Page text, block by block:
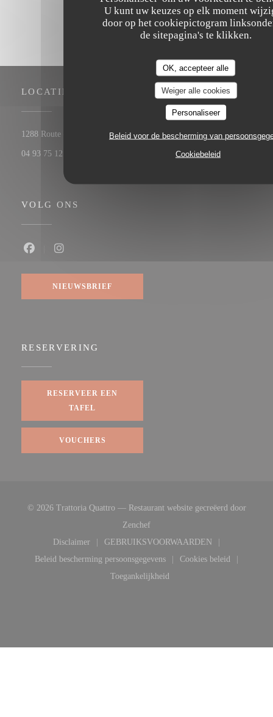
U kunt uw keuzes op elk moment
door op het cookiepictogram
de sitepagina's te klikken.
OK, accepteer alle
Weiger alle cookies
Personaliseer
Beleid voor de bescherming van
Cookiebeleid
LOCATIE
1288 Route de Cannes 06560 Valbonne((opent in een nieuw venster))
04 93 75 12 56
VOLG ONS
NIEUWSBRIEF
RESERVERING
RESERVEER EEN
TAFEL
VOUCHERS
© 2026 Trattoria Quattro — Restaurant website gecreëerd door
Zenchef((opent in een nieuw venster))
Disclaimer
((opent in een nieuw venster))
GEBRUIKSVOORWAARDEN
((opent in een nieuw venster))
Beleid bescherming persoonsgegevens
((opent in een nieuw venster))
Cookies beleid
((opent in een
Toegankelijkheid
((opent in een nieuw venster))